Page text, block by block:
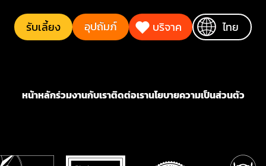
รับเลี้ยง อุปถัมภ์ บริจาค ไทย
หน้าหลักร่วมงานกับเราติดต่อเรานโยบายความเป็นส่วนตัว